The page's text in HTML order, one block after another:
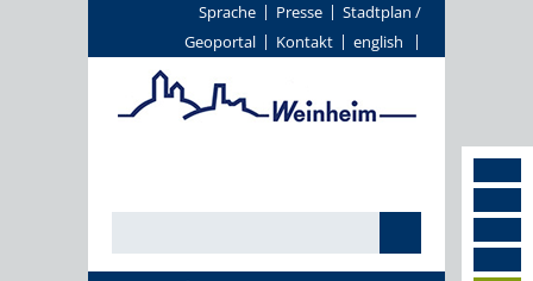
Sprache
Presse
Stadtplan /
Geoportal
Kontakt english